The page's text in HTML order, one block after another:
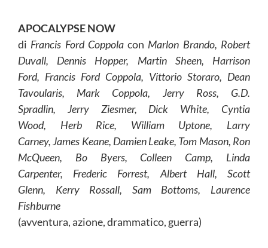
APOCALYPSE NOW
di Francis Ford Coppolacon Marlon Brando, Robert
Duvall, Dennis Hopper, Martin Sheen, Harrison
Ford, Francis Ford Coppola, Vittorio Storaro, Dean
Tavoularis, Mark Coppola, Jerry Ross, G.D.
Spradlin, Jerry Ziesmer, Dick White, Cyntia
Wood, Herb Rice, William Uptone, Larry
Carney, James Keane, Damien Leake, Tom Mason, Ron
McQueen, Bo Byers, Colleen Camp, Linda
Carpenter, Frederic Forrest, Albert Hall, Scott
Glenn, Kerry Rossall, Sam Bottoms, Laurence
Fishburne
(avventura, azione, drammatico, guerra)